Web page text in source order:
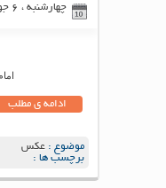
چهارشنبه ، 6 جولای 2011
ادامه ی مطلب
موضوع : عکس
برچسب ها :